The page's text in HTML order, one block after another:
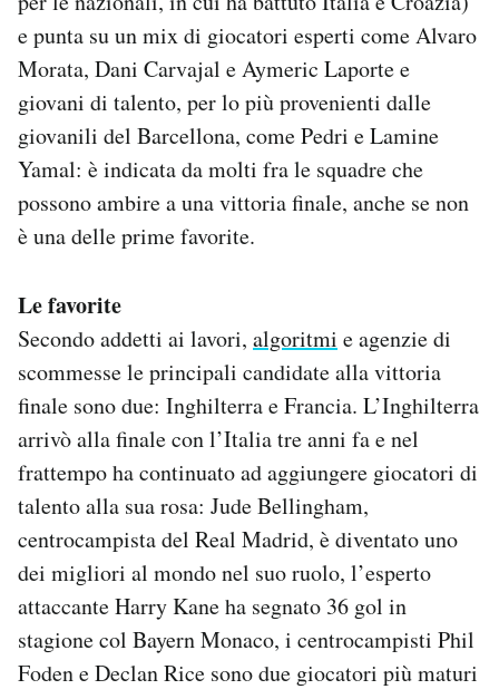
e punta su un mix di giocatori esperti come Alvaro
Morata, Dani Carvajal e Aymeric Laporte e
giovani di talento, per lo più provenienti dalle
giovanili del Barcellona, come Pedri e Lamine
Yamal: è indicata da molti fra le squadre che
possono ambire a una vittoria finale, anche se non
è una delle prime favorite.
Le favorite
Secondo addetti ai lavori, algoritmi e agenzie di
scommesse le principali candidate alla vittoria
finale sono due: Inghilterra e Francia. L’Inghilterra
arrivò alla finale con l’Italia tre anni fa e nel
frattempo ha continuato ad aggiungere giocatori di
talento alla sua rosa: Jude Bellingham,
centrocampista del Real Madrid, è diventato uno
dei migliori al mondo nel suo ruolo, l’esperto
attaccante Harry Kane ha segnato 36 gol in
stagione col Bayern Monaco, i centrocampisti Phil
Foden e Declan Rice sono due giocatori più maturi